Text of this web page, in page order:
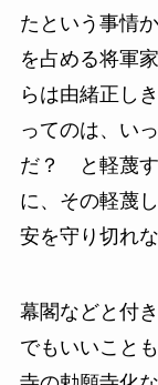
たという事情
を占める将軍
らは由緒正し
ってのは、い
だ？ と軽蔑す
に、その軽蔑
安を守り切れ
幕閣などと付
でもいいこと